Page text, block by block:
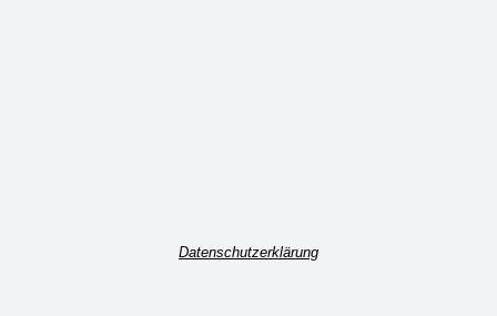
Datenschutzerklärung